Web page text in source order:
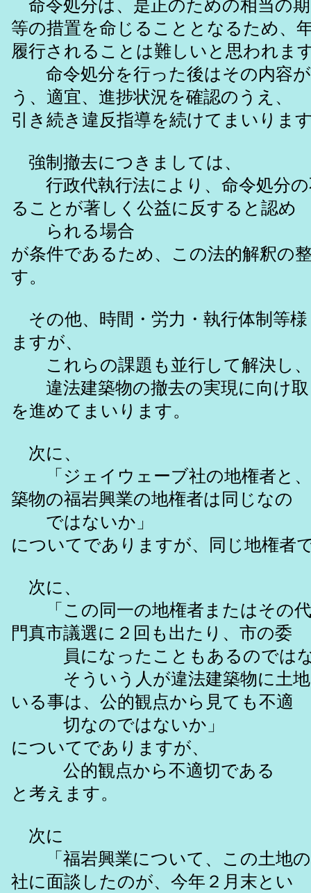
命令処分は、是正のための相当の
等の措置を命じることとなるため、
履行されることは難しいと思われま
命令処分を行った後はその内容が
う、適宜、進捗状況を確認のうえ、
引き続き違反指導を続けてまいりま
強制撤去につきましては、
行政代執行法により、命令処分の
ることが著しく公益に反すると認め
られる場合
が条件であるため、この法的解釈の
す。
その他、時間・労力・執行体制等
ますが、
これらの課題も並行して解決し、
違法建築物の撤去の実現に向け取
を進めてまいります。
次に、
「ジェイウェーブ社の地権者と、
築物の福岩興業の地権者は同じなの
ではないか」
についてでありますが、同じ地権者
次に、
「この同一の地権者またはその代
門真市議選に２回も出たり、市の委
員になったこともあるのでは
そういう人が違法建築物に土地
いる事は、公的観点から見ても不適
切なのではないか」
についてでありますが、
公的観点から不適切である
と考えます。
次に
「福岩興業について、この土地の
社に面談したのが、今年２月末とい